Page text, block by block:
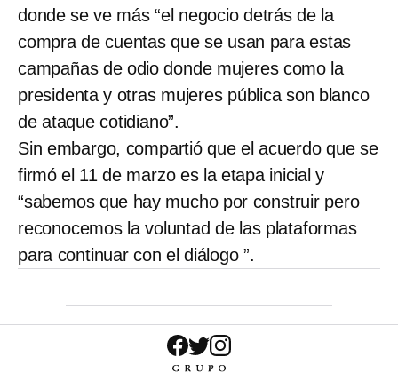
donde se ve más “el negocio detrás de la
compra de cuentas que se usan para estas
campañas de odio donde mujeres como la
presidenta y otras mujeres pública son blanco
de ataque cotidiano”.
Sin embargo, compartió que el acuerdo que se
firmó el 11 de marzo es la etapa inicial y
“sabemos que hay mucho por construir pero
reconocemos la voluntad de las plataformas
para continuar con el diálogo ”.